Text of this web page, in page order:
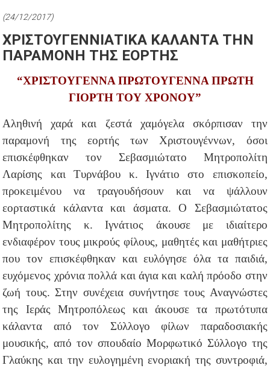
(24/12/2017)
ΧΡΙΣΤΟΥΓΕΝΝΙΑΤΙΚΑ ΚΑΛΑΝΤΑ ΤΗΝ
ΠΑΡΑΜΟΝΗ ΤΗΣ ΕΟΡΤΗΣ
“ΧΡΙΣΤΟΥΓΕΝΝΑ ΠΡΩΤΟΥΓΕΝΝΑ ΠΡΩΤΗ
ΓΙΟΡΤΗ ΤΟΥ ΧΡΟΝΟΥ”
Αληθινή χαρά και ζεστά χαμόγελα σκόρπισαν την
παραμονή της εορτής των Χριστουγέννων, όσοι
επισκέφθηκαν τον Σεβασμιώτατο Μητροπολίτη
Λαρίσης και Τυρνάβου κ. Ιγνάτιο στο επισκοπείο,
προκειμένου να τραγουδήσουν και να ψάλλουν
εορταστικά κάλαντα και άσματα. Ο Σεβασμιώτατος
Μητροπολίτης κ. Ιγνάτιος άκουσε με ιδιαίτερο
ενδιαφέρον τους μικρούς φίλους, μαθητές και μαθήτριες
που τον επισκέφθηκαν και ευλόγησε όλα τα παιδιά,
ευχόμενος χρόνια πολλά και άγια και καλή πρόοδο στην
ζωή τους. Στην συνέχεια συνήντησε τους Αναγνώστες
της Ιεράς Μητροπόλεως και άκουσε τα πρωτότυπα
κάλαντα από τον Σύλλογο φίλων παραδοσιακής
μουσικής, από τον σπουδαίο Μορφωτικό Σύλλογο της
Γλαύκης και την ευλογημένη ενοριακή της συντροφιά,